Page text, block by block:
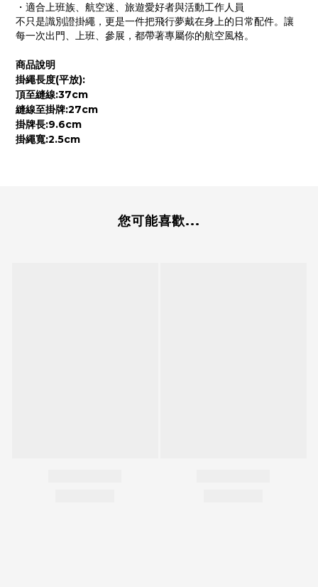
・適合上班族、航空迷、旅遊愛好者與活動工作人員
不只是識別證掛繩，更是一件把飛行夢戴在身上的日常配件。讓
每一次出門、上班、參展，都帶著專屬你的航空風格。
商品說明
掛繩長度(平放):
頂至縫線:37cm
縫線至掛牌:27cm
掛牌長:9.6cm
掛繩寬:2.5cm
您可能喜歡...